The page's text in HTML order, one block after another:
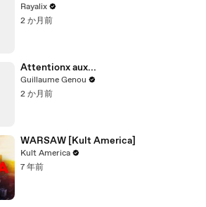
Rayalix
2 か月前
Attentionx aux...
Guillaume Genou
2 か月前
WARSAW [Kult America]
Kult America
7 年前